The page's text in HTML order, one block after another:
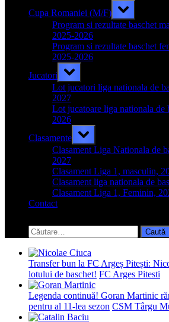
Cupa Romaniei (M/F)
Toggle
sub-
menu
Program si rezultate baschet
2025-2026
Program si rezultate baschet
2025-2026
Jucatori
Toggle
sub-
menu
Lot jucatori liga nationala de
2027
Lot jucatoare liga nationala de
2026
Clasamente
Toggle
sub-
menu
Clasament Liga Nationala de
2027
Clasament Liga 1, masculin,
Clasament liga nationala de
Clasament Liga 1, Feminin,
Contact
search
form
Caută
după:
Transfer bun la FC Argeș Pitești:
lotului de baschet! FC Arges Pitesti
Legenda continuă! Goran Martinic
pentru al 11-lea sezon CSM Târgu